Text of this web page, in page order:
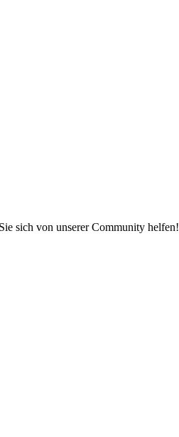
sich von unserer Community helfen!